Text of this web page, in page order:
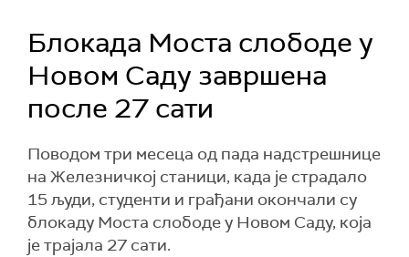
Блокада Моста слободе у
Новом Саду завршена
после 27 сати
Поводом три месеца од пада надстрешнице
на Железничкој станици, када је страдало
15 људи, студенти и грађани окончали су
блокаду Моста слободе у Новом Саду, која
је трајала 27 сати.